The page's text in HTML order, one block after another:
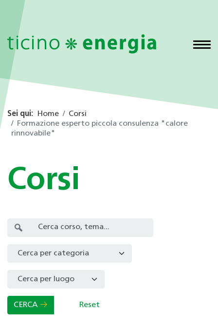
Sei qui: Home
Corsi
Formazione esperto piccola consulenza "calore
rinnovabile"
Corsi
Select a Category to filter list
CERCA Reset